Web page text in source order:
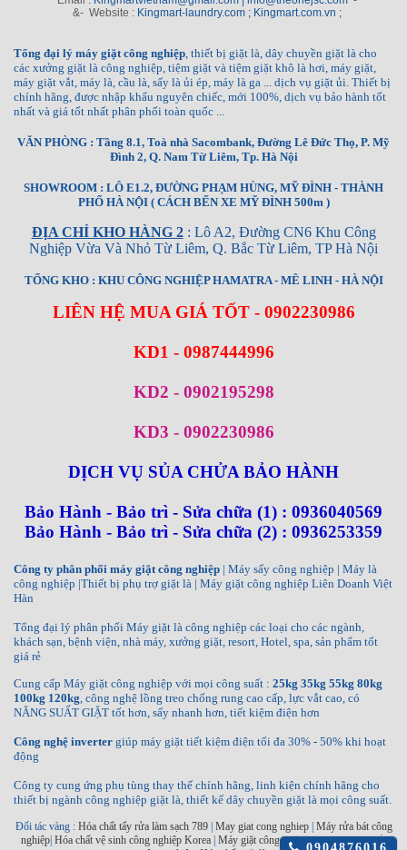
&- Website : Kingmart-laundry.com ; Kingmart.com.vn ;
Click
Tổng đại lý máy giặt công nghiệp, thiết bị giặt là, dây chuyền giặt là cho
các xưởng giặt là công nghiệp, tiệm giặt và tiệm giặt khô là hơi, máy giặt,
máy giặt vắt, máy là, cầu là, sấy là ủi ép, máy là ga ... dịch vụ giặt ủi. Thiết bị
chính hãng, được nhập khẩu nguyên chiếc, mới 100%, dịch vụ bảo hành tốt
nhất và giá tốt nhất phân phối toàn quốc ...
VĂN PHÒNG : Tầng 8.1, Toà nhà Sacombank, Đường Lê Đức Thọ, P. Mỹ
Đình 2, Q. Nam Từ Liêm, Tp. Hà Nội
SHOWROOM : LÔ E1.2, ĐƯỜNG PHẠM HÙNG, MỸ ĐÌNH - THÀNH
PHỐ HÀ NỘI ( CÁCH BẾN XE MỸ ĐÌNH 500m )
ĐỊA CHỈ KHO HÀNG 2: Lô A2, Đường CN6 Khu Công
Nghiệp Vừa Và Nhỏ Từ Liêm, Q. Bắc Từ Liêm, TP Hà Nội
TỔNG KHO : KHU CÔNG NGHIỆP HAMATRA - MÊ LINH - HÀ NỘI
LIÊN HỆ MUA GIÁ TỐT - 0902230986
KD1 - 0987444996
KD2 - 0902195298
KD3 - 0902230986
DỊCH VỤ SỦA CHỬA BẢO HÀNH
Bảo Hành - Bảo trì - Sửa chữa (1) : 0936040569
Bảo Hành - Bảo trì - Sửa chữa (2) : 0936253359
Công ty phân phối máy giặt công nghiệp | Máy sấy công nghiệp | Máy là
công nghiệp |Thiết bị phụ trợ giặt là | Máy giặt công nghiệp Liên Doanh Việt
Hàn
Tổng đại lý phân phối Máy giặt là công nghiệp các loại cho các ngành,
khách sạn, bệnh viện, nhà máy, xưởng giặt, resort, Hotel, spa, sản phẩm tốt
giá rẻ
Cung cấp Máy giặt công nghiệp với mọi công suất : 25kg 35kg 55kg 80kg
100kg 120kg , công nghệ lồng treo chống rung cao cấp, lực vắt cao, có
NĂNG SUẤT GIẶT tốt hơn, sấy nhanh hơn, tiết kiệm điện hơn
Công nghệ inverter giúp máy giặt tiết kiệm điện tối đa 30% - 50% khi hoạt
động
Công ty cung ứng phụ tùng thay thế chính hãng, linh kiện chính hãng cho
thiết bị ngành công nghiệp giặt là, thiết kế dây chuyền giặt là mọi công suất.
Đối tác vàng : Hóa chất tẩy rửa làm sạch 789| May giat cong nghiep| Máy rửa bát công
nghiệp| Hóa chất vệ sinh công nghiệp Korea|Máy giặt công nghiệp INKO|Máy sấy